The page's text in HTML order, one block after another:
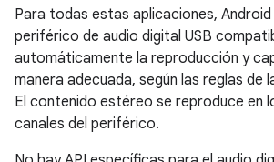
Para todas estas aplicaciones,
periférico de audio digital USB
automáticamente la reproducción y
manera adecuada, según las reglas de
El contenido estéreo se reproduce en
canales del periférico.